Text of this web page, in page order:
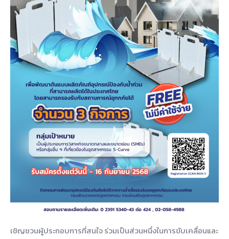
เชิญชวนผู้ประกอบการที่สนใจ ร่วมเป็นส่วนหนึ่งในการขับเคลื่อนและ